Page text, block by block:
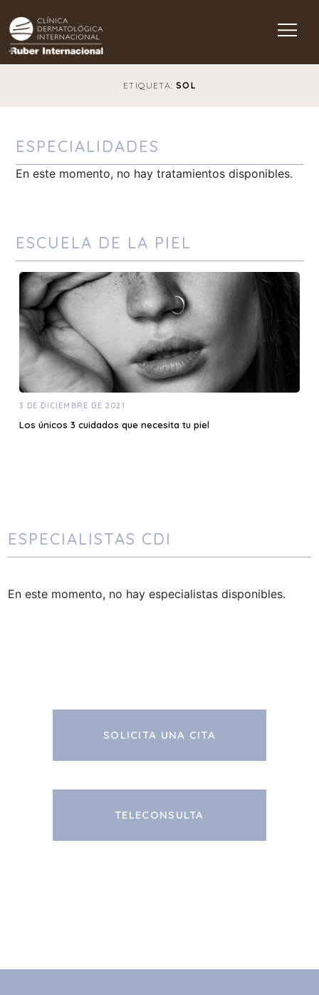
Main Navigation
ETIQUETA:SOL
ESPECIALIDADES
En este momento, no hay tratamientos disponibles.
ESCUELA DE LA PIEL
3 DE DICIEMBRE DE 2021
Los únicos 3 cuidados que necesita tu piel
ESPECIALISTAS CDI
En este momento, no hay especialistas disponibles.
SOLICITA UNA CITA
TELECONSULTA